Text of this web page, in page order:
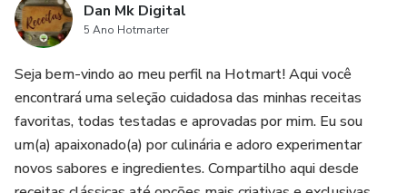
Dan Mk Digital
5 Ano Hotmarter
Seja bem-vindo ao meu perfil na Hotmart! Aqui você
encontrará uma seleção cuidadosa das minhas receitas
favoritas, todas testadas e aprovadas por mim. Eu sou
um(a) apaixonado(a) por culinária e adoro experimentar
novos sabores e ingredientes. Compartilho aqui desde